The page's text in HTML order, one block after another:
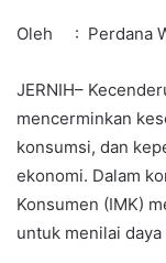
Oleh : Perdana
JERNIH–
mencerminkan
konsumsi, dan
ekonomi. Dalam
Konsumen (IMK)
untuk menilai